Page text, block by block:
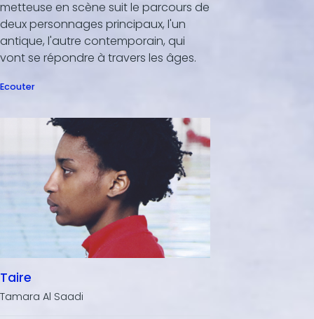
metteuse en scène suit le parcours de
deux personnages principaux, l'un
antique, l'autre contemporain, qui
vont se répondre à travers les âges.
Ecouter
Taire
Tamara Al Saadi